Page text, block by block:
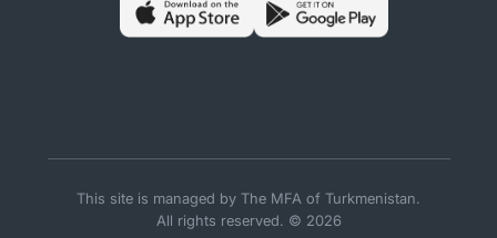
This site is managed by The MFA of Turkmenistan.
All rights reserved. © 2026